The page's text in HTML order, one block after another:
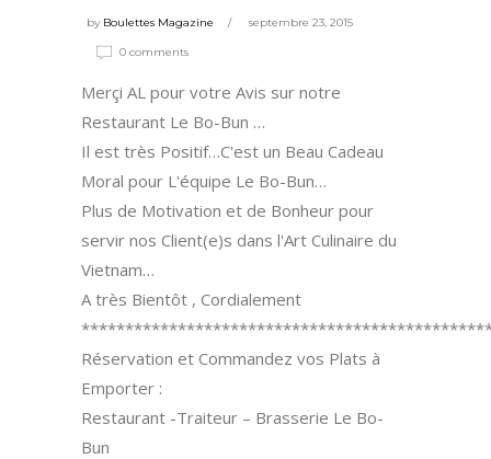
by Boulettes Magazine septembre 23, 2015
0 comments
Merçi AL pour votre Avis sur notre
Restaurant Le Bo-Bun …
Il est très Positif…C'est un Beau Cadeau
Moral pour L'équipe Le Bo-Bun…
Plus de Motivation et de Bonheur pour
servir nos Client(e)s dans l'Art Culinaire du
Vietnam…
A très Bientôt , Cordialement
Réservation et Commandez vos Plats à
Emporter :
Restaurant -Traiteur – Brasserie Le Bo-
Bun